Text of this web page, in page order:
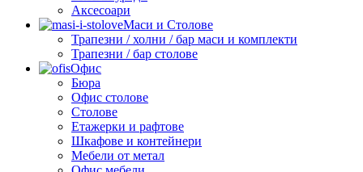
Аксесоари
Маси и Столове
Трапезни / холни / бар маси и комплекти
Трапезни / бар столове
Офис
Бюра
Офис столове
Столове
Етажерки и рафтове
Шкафове и контейнери
Мебели от метал